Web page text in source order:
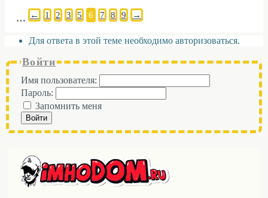
← 1 2 3
… 5 6 7 8 9 →
Для ответа в этой теме необходимо авторизоваться.
Войти
Имя пользователя:
Пароль:
Запомнить меня
Войти